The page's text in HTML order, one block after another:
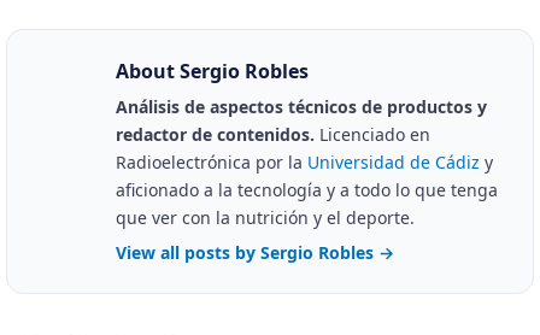
About Sergio Robles
Análisis de aspectos técnicos de productos y
redactor de contenidos. Licenciado en
Radioelectrónica por la Universidad de Cádiz y
aficionado a la tecnología y a todo lo que tenga
que ver con la nutrición y el deporte.
View all posts by Sergio Robles →